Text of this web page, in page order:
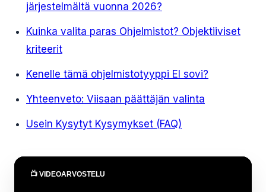
järjestelmältä vuonna 2026?
Kuinka valita paras Ohjelmistot? Objektiiviset
kriteerit
Kenelle tämä ohjelmistotyyppi EI sovi?
Yhteenveto: Viisaan päättäjän valinta
Usein Kysytyt Kysymykset (FAQ)
📺 VIDEOARVOSTELU